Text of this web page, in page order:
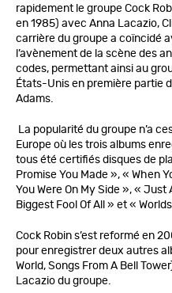
rapidement le groupe Cock
en 1985) avec Anna Lacazio,
carrière du groupe a coïncidé
l’avènement de la scène des
codes, permettant ainsi au
États-Unis en première partie
Adams.
La popularité du groupe n’a
Europe où les trois albums
tous été certifiés disques de
Promise You Made », « When
You Were On My Side », «
Biggest Fool Of All » et «
Cock Robin s’est reformé en
pour enregistrer deux autres
World, Songs From A Bell
Lacazio du groupe.